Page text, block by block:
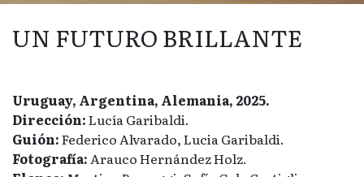
UN FUTURO BRILLANTE
Uruguay, Argentina, Alemania, 2025.
Dirección:Lucía Garibaldi.
Guión:Federico Alvarado, Lucia Garibaldi.
Fotografía:Arauco Hernández Holz.